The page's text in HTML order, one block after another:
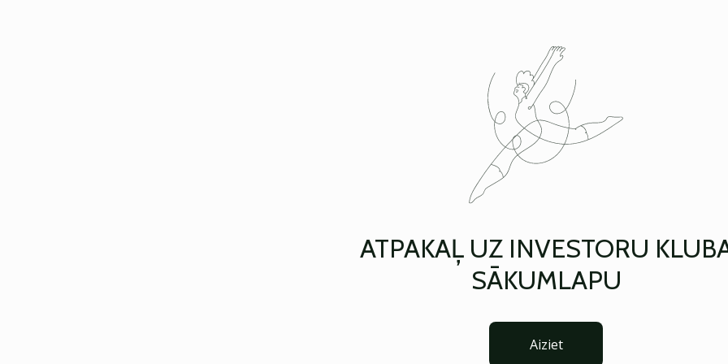
ATPAKAĻ UZ INVESTORU
SĀKUMLAPU
Aiziet